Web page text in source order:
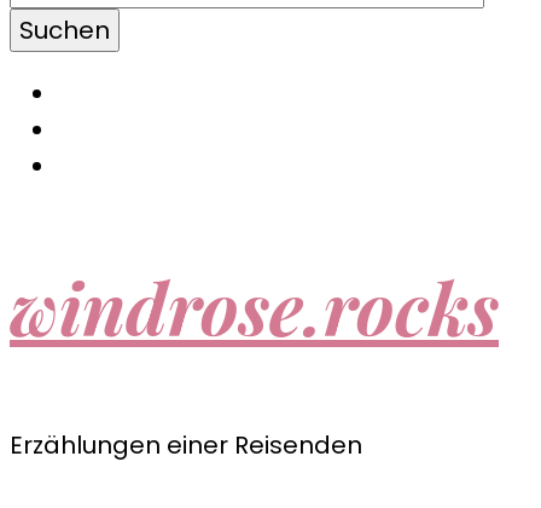
nach:
windrose.rocks
Erzählungen einer Reisenden